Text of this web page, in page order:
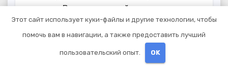
других. В течение своей карьеры он
снялся в более чем 50 фильмах и
телесериалах, а также работал на
театральной сцене.
Этот сайт использует куки-файлы и другие технологии, чтобы
помочь вам в навигации, а также предоставить лучший
пользовательский опыт. OK